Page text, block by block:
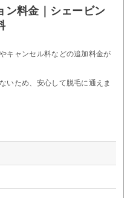
ン料金｜シェービン
キャンセル料などの追加料金が
いため、安心して脱毛に通えま